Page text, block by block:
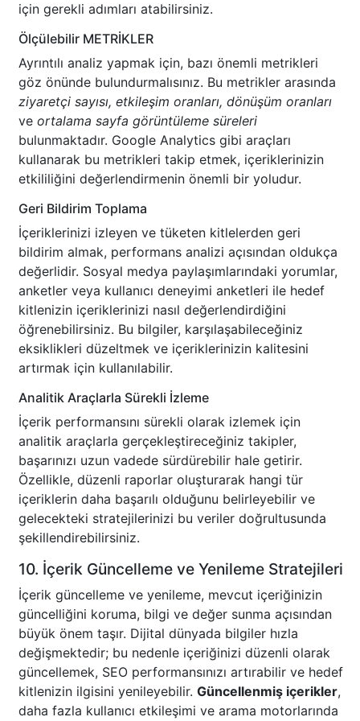
için gerekli adımları atabilirsiniz.
Ölçülebilir METRİKLER
Ayrıntılı analiz yapmak için, bazı önemli metrikleri
göz önünde bulundurmalısınız. Bu metrikler arasında
ziyaretçi sayısı, etkileşim oranları, dönüşüm oranları
ve ortalama sayfa görüntüleme süreleri
bulunmaktadır. Google Analytics gibi araçları
kullanarak bu metrikleri takip etmek, içeriklerinizin
etkililiğini değerlendirmenin önemli bir yoludur.
Geri Bildirim Toplama
İçeriklerinizi izleyen ve tüketen kitlelerden geri
bildirim almak, performans analizi açısından oldukça
değerlidir. Sosyal medya paylaşımlarındaki yorumlar,
anketler veya kullanıcı deneyimi anketleri ile hedef
kitlenizin içeriklerinizi nasıl değerlendirdiğini
öğrenebilirsiniz. Bu bilgiler, karşılaşabileceğiniz
eksiklikleri düzeltmek ve içeriklerinizin kalitesini
artırmak için kullanılabilir.
Analitik Araçlarla Sürekli İzleme
İçerik performansını sürekli olarak izlemek için
analitik araçlarla gerçekleştireceğiniz takipler,
başarınızı uzun vadede sürdürebilir hale getirir.
Özellikle, düzenli raporlar oluşturarak hangi tür
içeriklerin daha başarılı olduğunu belirleyebilir ve
gelecekteki stratejilerinizi bu veriler doğrultusunda
şekillendirebilirsiniz.
10. İçerik Güncelleme ve Yenileme Stratejileri
İçerik güncelleme ve yenileme, mevcut içeriğinizin
güncelliğini koruma, bilgi ve değer sunma açısından
büyük önem taşır. Dijital dünyada bilgiler hızla
değişmektedir; bu nedenle içeriğinizi düzenli olarak
güncellemek, SEO performansınızı artırabilir ve hedef
kitlenizin ilgisini yenileyebilir. Güncellenmiş içerikler,
daha fazla kullanıcı etkileşimi ve arama motorlarında